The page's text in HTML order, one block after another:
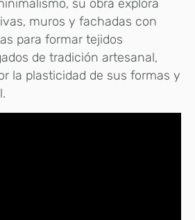
su obra explora
muros y fachadas con
para formar tejidos
de tradición artesanal,
la plasticidad de sus formas y